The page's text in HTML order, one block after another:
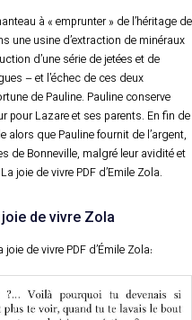
à « emprunter » de l’héritage de
une usine d’extraction de minéraux
d’une série de jetées et de
– et l’échec de ces deux
de Pauline. Pauline conserve
pour Lazare et ses parents. En fin de
alors que Pauline fournit de l’argent,
de Bonneville, malgré leur avidité et
joie de vivre PDF d’Emile Zola.
de vivre Zola
de vivre PDF d’Émile Zola: